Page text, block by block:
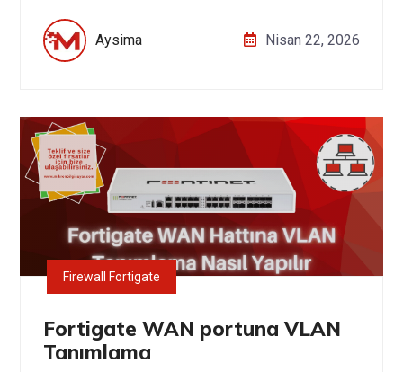
Aysima Nisan 22, 2026
Firewall Fortigate
Fortigate WAN portuna VLAN
Tanımlama